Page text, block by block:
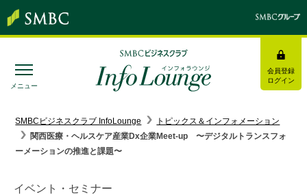
メニュー
会員登録
ログイン
みんなの研修
ログイン/会員登録
SMBCビジネスクラブ InfoLounge
トピックス＆インフォメーション
関西医療・ヘルスケア産業Dx企業Meet-up 〜デジタルトランスフォ
ーメーションの推進と課題〜
イベント・セミナー